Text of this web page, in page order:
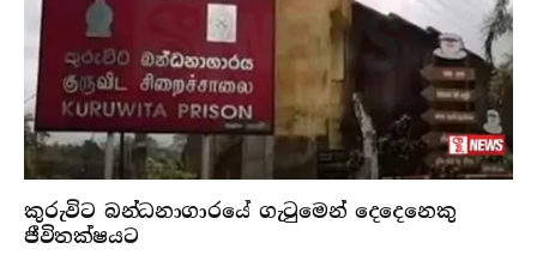
කුරුවිට බන්ධනාගාරයේ ගැටුමෙන් දෙදෙනෙකු
ජීවිතක්ෂයට